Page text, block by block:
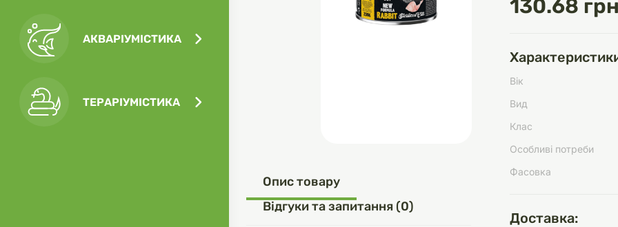
Одяг
Посуд
Інструменти для
АКВАРІУМІСТИКА
Обігрівачі
Корм
ТЕРАРІУМІСТИКА
130.68
Вік
Вид
Клас
Особливі потреби
Фасовка
Доставка:
Опис товару
Відгуки та запитання (0)